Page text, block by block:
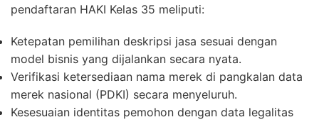
pendaftaran HAKI Kelas 35 meliputi:
Ketepatan pemilihan deskripsi jasa sesuai dengan
model bisnis yang dijalankan secara nyata.
Verifikasi ketersediaan nama merek di pangkalan data
merek nasional (PDKI) secara menyeluruh.
Kesesuaian identitas pemohon dengan data legalitas